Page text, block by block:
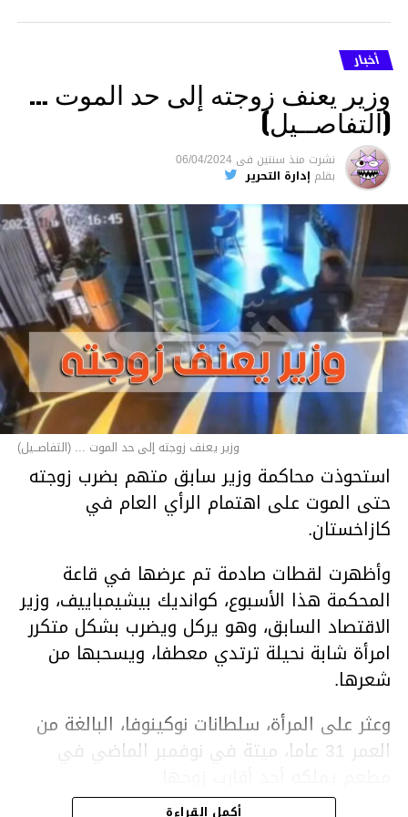
أخبار
وزير يعنف زوجته إلى حد الموت …
(التفاصــيل)
نشرت منذ سنتين فى 06/04/2024
بقلم إدارة التحرير
وزير يعنف زوجته إلى حد الموت ... (التفاصــيل)
استحوذت محاكمة وزير سابق متهم بضرب زوجته
حتى الموت على اهتمام الرأي العام في
كازاخستان.
وأظهرت لقطات صادمة تم عرضها في قاعة
المحكمة هذا الأسبوع، كوانديك بيشيمباييف، وزير
الاقتصاد السابق، وهو يركل ويضرب بشكل متكرر
امرأة شابة نحيلة ترتدي معطفا، ويسحبها من
شعرها.
وعثر على المرأة، سلطانات نوكينوفا، البالغة من
العمر 31 عاما، ميتة في نوفمبر الماضي في
أكمل القراءة